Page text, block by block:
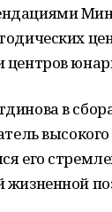
в
его